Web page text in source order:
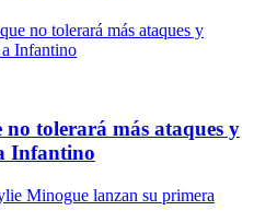
tolerará más ataques y
Infantino